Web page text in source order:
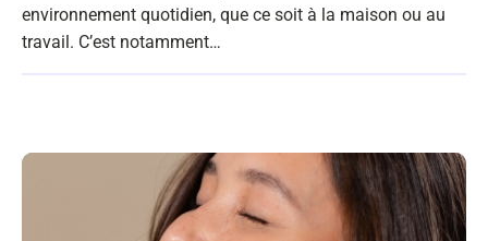
environnement quotidien, que ce soit à la maison ou au
travail. C’est notamment…